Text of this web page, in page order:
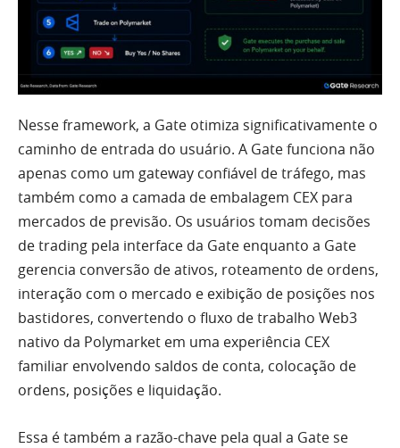
Nesse framework, a Gate otimiza significativamente o
caminho de entrada do usuário. A Gate funciona não
apenas como um gateway confiável de tráfego, mas
também como a camada de embalagem CEX para
mercados de previsão. Os usuários tomam decisões
de trading pela interface da Gate enquanto a Gate
gerencia conversão de ativos, roteamento de ordens,
interação com o mercado e exibição de posições nos
bastidores, convertendo o fluxo de trabalho Web3
nativo da Polymarket em uma experiência CEX
familiar envolvendo saldos de conta, colocação de
ordens, posições e liquidação.
Essa é também a razão-chave pela qual a Gate se